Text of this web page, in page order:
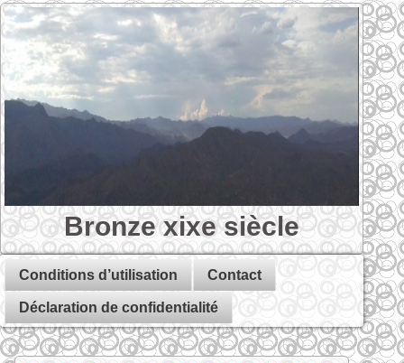
Bronze xixe siècle
Conditions d’utilisation Contact
Déclaration de confidentialité